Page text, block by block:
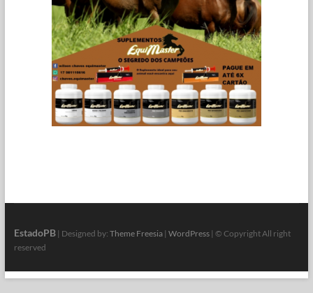
EstadoPB| Designed by: Theme Freesia| WordPress| © Copyright All right
reserved